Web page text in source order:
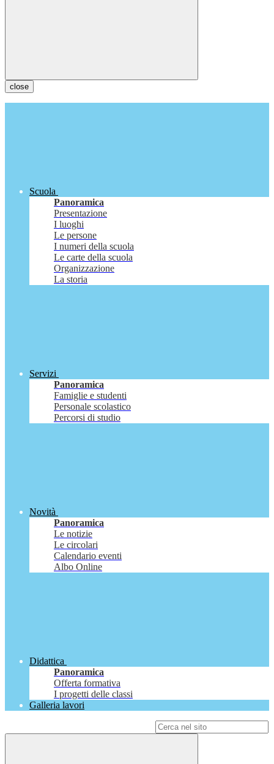
close
Scuola
Panoramica
Presentazione
I luoghi
Le persone
I numeri della scuola
Le carte della scuola
Organizzazione
La storia
Servizi
Panoramica
Famiglie e studenti
Personale scolastico
Percorsi di studio
Novità
Panoramica
Le notizie
Le circolari
Calendario eventi
Albo Online
Didattica
Panoramica
Offerta formativa
I progetti delle classi
Galleria lavori